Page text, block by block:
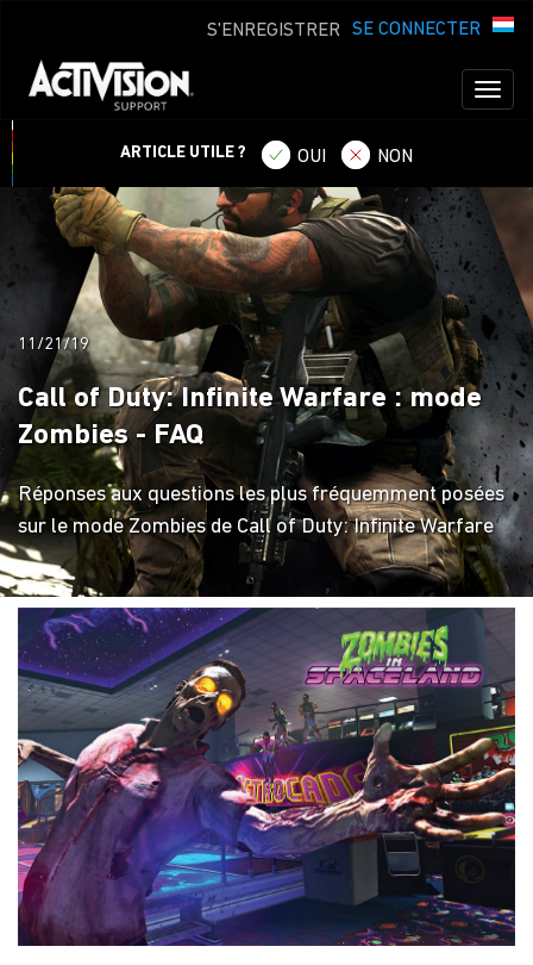
SE CONNECTER
S'ENREGISTRER
ARTICLE UTILE ? OUI NON
11/21/19
Call of Duty: Infinite Warfare : mode
Zombies - FAQ
Réponses aux questions les plus fréquemment posées
sur le mode Zombies de Call of Duty: Infinite Warfare